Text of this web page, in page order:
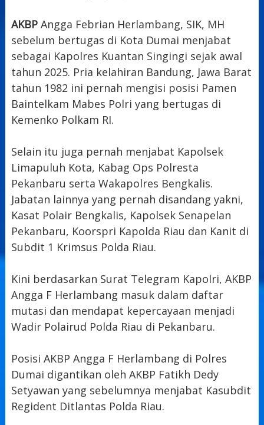
AKBPAngga Febrian Herlambang, SIK, MH
sebelum bertugas di Kota Dumai menjabat
sebagai Kapolres Kuantan Singingi sejak awal
tahun 2025. Pria kelahiran Bandung, Jawa Barat
tahun 1982 ini pernah mengisi posisi Pamen
Baintelkam Mabes Polri yang bertugas di
Kemenko Polkam RI.
Selain itu juga pernah menjabat Kapolsek
Limapuluh Kota, Kabag Ops Polresta
Pekanbaru serta Wakapolres Bengkalis.
Jabatan lainnya yang pernah disandang yakni,
Kasat Polair Bengkalis, Kapolsek Senapelan
Pekanbaru, Koorspri Kapolda Riau dan Kanit di
Subdit 1 Krimsus Polda Riau.
Kini berdasarkan Surat Telegram Kapolri, AKBP
Angga F Herlambang masuk dalam daftar
mutasi dan mendapat kepercayaan menjadi
Wadir Polairud Polda Riau di Pekanbaru.
Posisi AKBP Angga F Herlambang di Polres
Dumai digantikan oleh AKBP Fatikh Dedy
Setyawan yang sebelumnya menjabat Kasubdit
Regident Ditlantas Polda Riau.